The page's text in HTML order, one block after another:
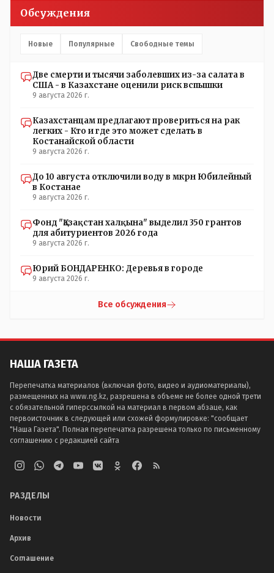
бы по историческим постройкам сколько было
ликвидировано в советское время и в наше.......
Обсуждения
Новые Популярные Свободные темы
Две смерти и тысячи заболевших из-за салата в
США - в Казахстане оценили риск вспышки
9 августа 2026 г.
Казахстанцам предлагают провериться на рак
легких - Кто и где это может сделать в
Костанайской области
9 августа 2026 г.
До 10 августа отключили воду в мкрн Юбилейный
в Костанае
9 августа 2026 г.
Фонд "Қазақстан халқына" выделил 350 грантов
для абитуриентов 2026 года
9 августа 2026 г.
Юрий БОНДАРЕНКО: Деревья в городе
9 августа 2026 г.
Все обсуждения
НАША ГАЗЕТА
Перепечатка материалов (включая фото, видео и аудиоматериалы),
размещенных на www.ng.kz, разрешена в объеме не более одной трети
с обязательной гиперссылкой на материал в первом абзаце, как
первоисточник в следующей или схожей формулировке: "сообщает
"Наша Газета". Полная перепечатка разрешена только по письменному
соглашению с редакцией сайта
РАЗДЕЛЫ
Новости
Архив
Соглашение